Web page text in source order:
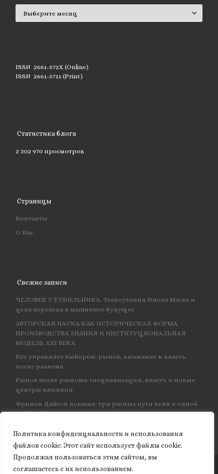
Политика конфиденциальности и использования
файлов сookie: Этот сайт использует файлы cookie.
Продолжая пользоваться этим сайтом, вы
соглашаетесь с их использованием.
ISSN 2661-572X (Online)
ISSN 2661-5711 (Print)
Статистика блога
2 302 970 просмотров
Страницы
Контакты
О Нас
Свежие записи
ЧЕЛОВЕК У РУБИЛЬНИКА. Техноутопия Илона Маска и
цена перехода в машинное будущее
АВТОРСКАЯ НАУКА КАК ИСТОРИЧЕСКАЯ ФОРМА
ПРОИЗВОДСТВА ЗНАНИЯ И ИНСТИТУЦИОНАЛЬНАЯ
МОДЕЛЬ XXI ВЕКА
Кто управляет выбором: рынок, внимание и власть
после разлома
Рынок после разлома: специализация, власть и новые
центры влияния
Фримен Дайсон доказал: три разных пути вели к одной
и той же физике — и навсегда объединил КЭД
© 2026Granite of science– Все права защищены